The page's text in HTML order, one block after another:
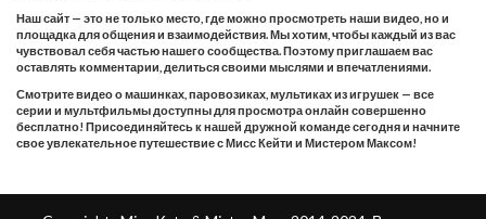
Наш сайт — это не только место, где можно просмотреть наши видео, но и
площадка для общения и взаимодействия. Мы хотим, чтобы каждый из вас
чувствовал себя частью нашего сообщества. Поэтому приглашаем вас
оставлять комментарии, делиться своими мыслями и впечатлениями.
Смотрите видео о машинках, паровозиках, мультиках из игрушек — все
серии и мультфильмы доступны для просмотра онлайн совершенно
бесплатно! Присоединяйтесь к нашей дружной команде сегодня и начните
свое увлекательное путешествие с Мисс Кейти и Мистером Максом!